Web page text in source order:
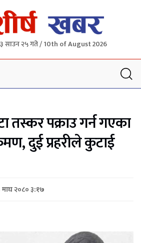
साउन २५ गते / 10th of August 2026
पक्राउ गर्न गएका
दुई प्रहरीले कुटाई
माघ २०८० ३:१७